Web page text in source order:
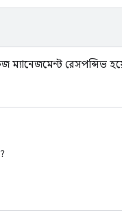
ম্যানেজমেন্ট রেসপন্সিভ